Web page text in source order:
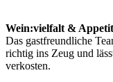
Wein:vielfalt &
Das gastfreundliche
richtig ins Zeug und
verkosten.